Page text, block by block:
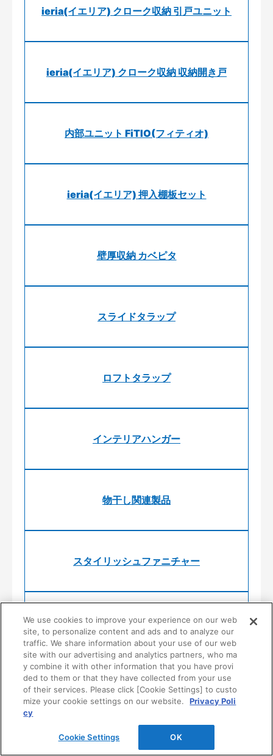
ieria(イエリア) クローク収納 引戸ユニット
ieria(イエリア) クローク収納 収納開き戸
内部ユニット FiTIO(フィティオ)
ieria(イエリア) 押入棚板セット
壁厚収納 カベピタ
スライドタラップ
ロフトタラップ
インテリアハンガー
物干し関連製品
スタイリッシュファニチャー
システム収納
公共・商業施設向け収納
We use cookies to improve your experience on our web
site, to personalize content and ads and to analyze our
traffic. We share information about your use of our web
site with our advertising and analytics partners, who ma
y combine it with other information that you have provi
ded to them or that they have collected from your use
of their services. Please click [Cookie Settings] to custo
mize your cookie settings on our website.
Privacy Poli
cy
Cookie Settings OK